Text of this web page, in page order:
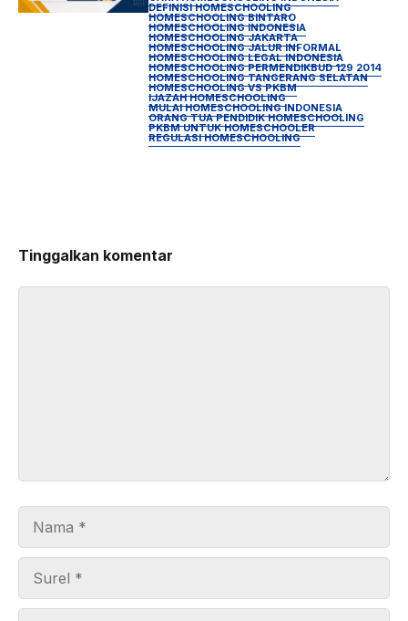
DEFINISI HOMESCHOOLING
HOMESCHOOLING BINTARO
HOMESCHOOLING INDONESIA
HOMESCHOOLING JAKARTA
HOMESCHOOLING JALUR INFORMAL
HOMESCHOOLING LEGAL INDONESIA
HOMESCHOOLING PERMENDIKBUD 129 2014
HOMESCHOOLING TANGERANG SELATAN
HOMESCHOOLING VS PKBM
IJAZAH HOMESCHOOLING
MULAI HOMESCHOOLING INDONESIA
ORANG TUA PENDIDIK HOMESCHOOLING
PKBM UNTUK HOMESCHOOLER
REGULASI HOMESCHOOLING
Tinggalkan komentar